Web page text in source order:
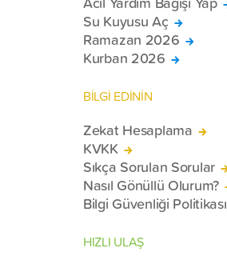
Su Kuyusu Aç
Ramazan 2026
Kurban 2026
BİLGİ EDİNİN
Zekat Hesaplama
KVKK
Sıkça Sorulan Sorular
Nasıl Gönüllü Olurum?
Bilgi Güvenliği Politikası
HIZLI ULAŞ